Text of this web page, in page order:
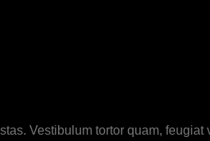
Vestibulum tortor quam,